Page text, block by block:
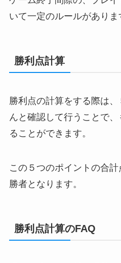
いて一定のルールがありま
勝利点計算
勝利点の計算をする際は
んと確認して行うことで
ることができます。
この５つのポイントの合
勝者となります。
勝利点計算のFAQ